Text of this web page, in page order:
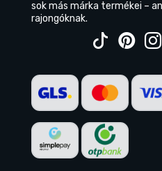
sok más márka termékei –
rajongóknak.